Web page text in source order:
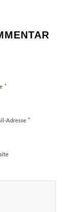
*
Adresse *